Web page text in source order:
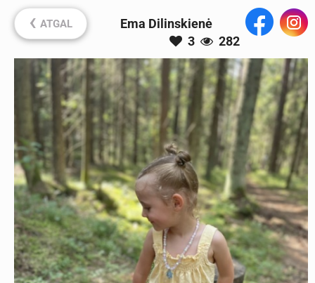
‹ ATGAL
Ema Dilinskienė
3
282